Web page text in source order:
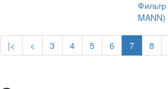
MANN)
|< < 3 4 5 6 7 8